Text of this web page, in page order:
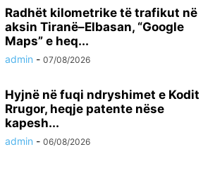
Radhët kilometrike të trafikut në
aksin Tiranë–Elbasan, “Google
Maps” e heq...
admin - 07/08/2026
Hyjnë në fuqi ndryshimet e Kodit
Rrugor, heqje patente nëse
kapesh...
admin - 06/08/2026